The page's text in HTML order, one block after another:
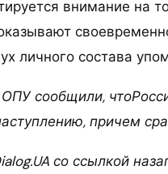
внимание на
личного состава
сообщили,
причем
со ссылкой